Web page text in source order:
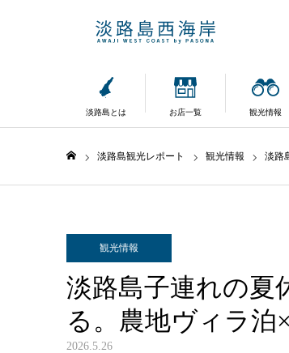
淡路島とは お店一覧 観光情報
淡路島観光レポート 観光情報 淡路
観光情報
淡路島子連れの夏
る。農地ヴィラ泊
2026.5.26